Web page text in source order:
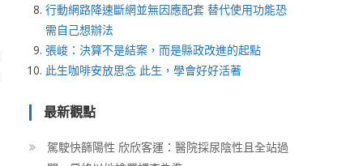
行動網路降速斷網並無因應配套 替代使用功能恐
需自己想辦法
張峻：決算不是結案，而是縣政改進的起點
此生咖啡安放思念 此生，學會好好活著
最新觀點
駕駛快篩陽性 欣欣客運：醫院採尿陰性且全站過